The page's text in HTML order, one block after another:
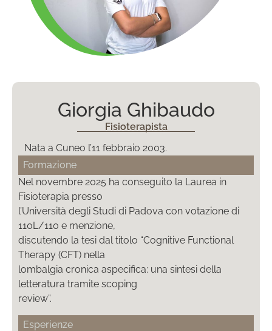
Giorgia Ghibaudo
Fisioterapista
Nata a Cuneo l’11 febbraio 2003.
Formazione
Nel novembre 2025 ha conseguito la Laurea in
Fisioterapia presso
l’Università degli Studi di Padova con votazione di
110L/110 e menzione,
discutendo la tesi dal titolo “Cognitive Functional
Therapy (CFT) nella
lombalgia cronica aspecifica: una sintesi della
letteratura tramite scoping
review”.
Esperienze